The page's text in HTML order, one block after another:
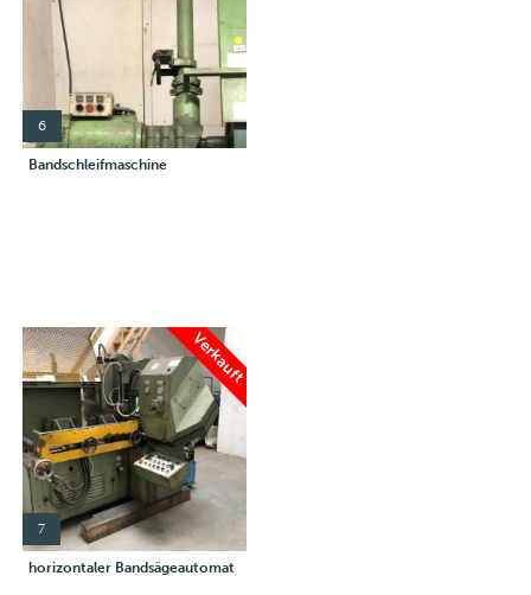
6
Bandschleifmaschine
Verkauft
7
horizontaler Bandsägeautomat